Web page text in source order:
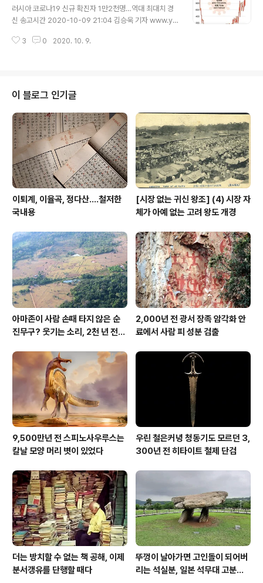
병풍 전시라는 점에서 일맥으로 상통한다. 다만 이번 병풍
전은 정원을 내세우긴 했지만 구체로 들어가면 좀 복잡다
면 경직도耕織圖라 해서 양잠 혹은 직물짜기 소재 그림도
러시아 코로나19 신규 확진자 1만2천명…역대 최대치 경
신 송고시간 2020-10-09 21:04 김승욱 기자 www.yn
=international/all 러시아 코로나19 신규 확진자 1만2천
이 다시 휘청인다. 코로나19 확진자 하루치가 각국에서 최
고치를 구가하기 시작했다. 앞서 든 러시아만 해도 하루 1
만2천명이 발생해 단일치로는 최고를 기록했단다. 뿐만 아
니다. 스위스 코로나19 신규확진자 약 1천500명…역대 최
다 송고시간 2020-10-0..
3 0 2020. 10. 9.
이 블로그 인기글
이퇴계, 이율곡, 정다산....철저한
국내용
[시장 없는 귀신 왕조] (4) 시장 자
체가 아예 없는 고려 왕도 개경
아마존이 사람 손때 타지 않은 순
진무구? 웃기는 소리, 2천 년 전에
2,000년 전 광서 장족 암각화 안
료에서 사람 피 성분 검출
9,500만년 전 스피노사우루스는
칼날 모양 머리 볏이 있었다
우린 철은커녕 청동기도 모르던 3,
300년 전 히타이트 철제 단검
더는 방치할 수 없는 책 공해, 이제
분서갱유를 단행할 때다
뚜껑이 날아가면 고인돌이 되어버
리는 석실분, 일본 석무대 고분의